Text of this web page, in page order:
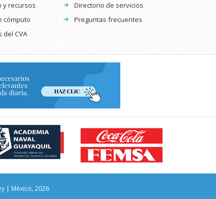
y recursos
cómputo
del CVA
Directorio de servicios
Preguntas frecuentes
| México, 2026